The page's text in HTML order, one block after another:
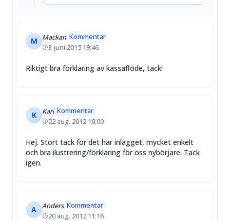
M Mackan Kommentar
3 juni 2015 19:46
Riktigt bra förklaring av kassaflöde, tack!
K Karl Kommentar
22 aug. 2012 16:00
Hej. Stort tack för det här inlägget, mycket enkelt
och bra ilustrering/förklaring för oss nybörjare. Tack
igen.
A Anders Kommentar
20 aug. 2012 11:16